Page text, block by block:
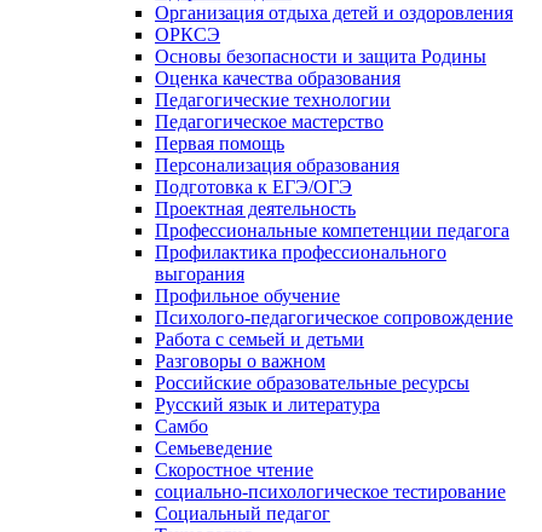
Организация отдыха детей и оздоровления
ОРКСЭ
Основы безопасности и защита Родины
Оценка качества образования
Педагогические технологии
Педагогическое мастерство
Первая помощь
Персонализация образования
Подготовка к ЕГЭ/ОГЭ
Проектная деятельность
Профессиональные компетенции педагога
Профилактика профессионального
выгорания
Профильное обучение
Психолого-педагогическое сопровождение
Работа с семьей и детьми
Разговоры о важном
Российские образовательные ресурсы
Русский язык и литература
Самбо
Семьеведение
Скоростное чтение
социально-психологическое тестирование
Социальный педагог